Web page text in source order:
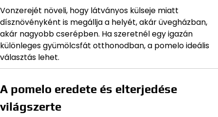
Vonzerejét növeli, hogy látványos külseje miatt
dísznövényként is megállja a helyét, akár üvegházban,
akár nagyobb cserépben. Ha szeretnél egy igazán
különleges gyümölcsfát otthonodban, a pomelo ideális
választás lehet.
A pomelo eredete és elterjedése
világszerte